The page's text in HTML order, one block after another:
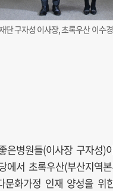
단 구자성 이사장, 초록우산 이수
은병원들(이사장 구자성)
에서 초록우산(부산지역
문화가정 인재 양성을 위